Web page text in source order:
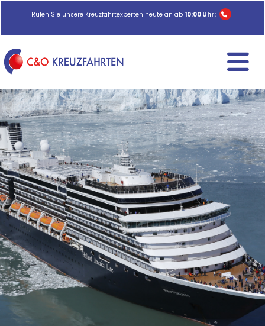
Rufen Sie unsere Kreuzfahrtexperten heute an ab 10:00 Uhr: